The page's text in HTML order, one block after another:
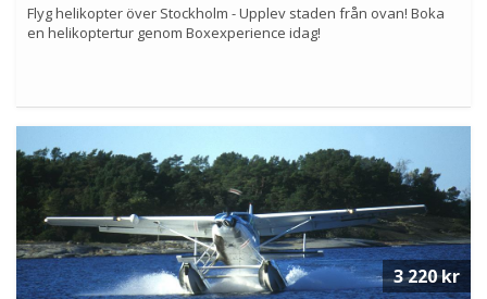
Flyg helikopter över Stockholm - Upplev staden från ovan! Boka
en helikoptertur genom Boxexperience idag!
Köp
Läs mer om upplevelsen
3 220 kr